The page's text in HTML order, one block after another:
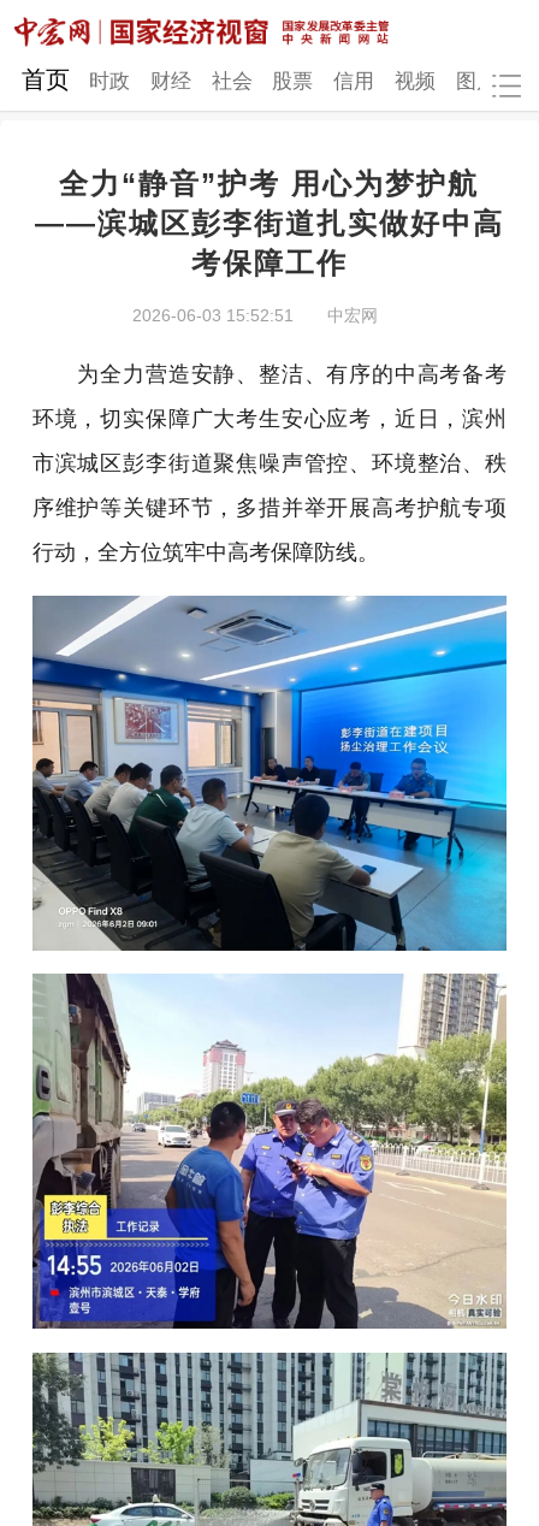
网站地图
时政 财经 社会 股票
视频 图片
中宏研究 营商环境
地方发展
首页 时政 财经 社会 股票 信用 视频 图片
全力“静音”护考 用心为梦护航
——滨城区彭李街道扎实做好中高
考保障工作
2026-06-03 15:52:51 中宏网
为全力营造安静、整洁、有序的中高考备考
环境，切实保障广大考生安心应考，近日，滨州
市滨城区彭李街道聚焦噪声管控、环境整治、秩
序维护等关键环节，多措并举开展高考护航专项
行动，全方位筑牢中高考保障防线。